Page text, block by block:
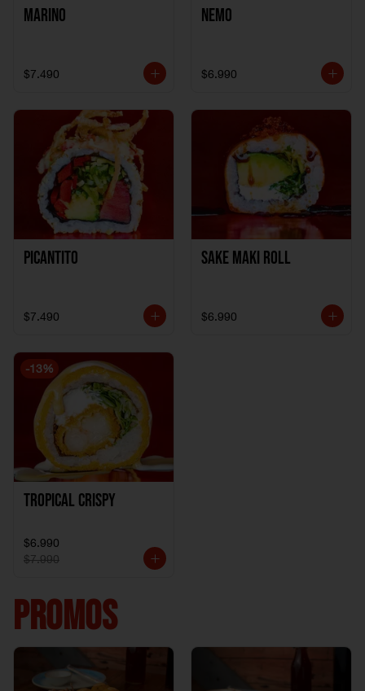
Marino
$7.490
Nemo
$6.990
Picantito
$7.490
Sake Maki Roll
$6.990
-13%
Tropical crispy
$6.990
$7.990
PROMOS